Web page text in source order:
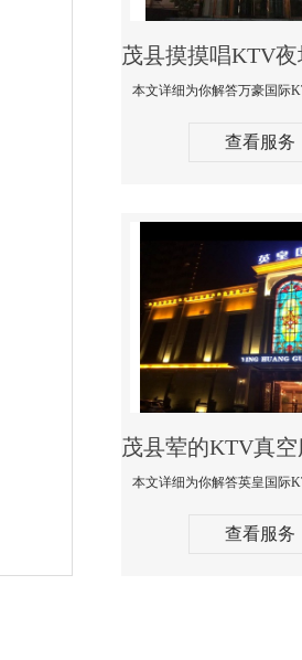
查看服务
查看服务